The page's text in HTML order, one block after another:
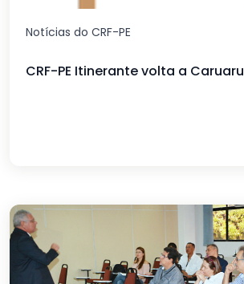
Notícias do CRF-PE
CRF-PE Itinerante volta a Caruaru